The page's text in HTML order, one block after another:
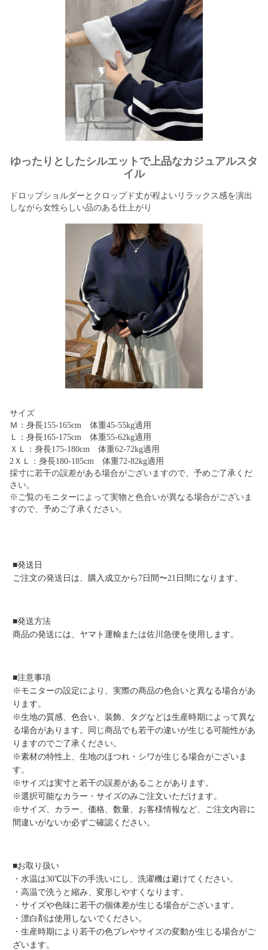
ゆったりとしたシルエットで上品なカジュアルスタ
イル
ドロップショルダーとクロップド丈が程よいリラックス感を演出
しながら女性らしい品のある仕上がり
サイズ
Ｍ：身長155-165cm 体重45-55kg適用
Ｌ：身長165-175cm 体重55-62kg適用
ＸＬ：身長175-180cm 体重62-72kg適用
2ＸＬ：身長180-185cm 体重72-82kg適用
採寸に若干の誤差がある場合がございますので、予めご了承くだ
さい。
※ご覧のモニターによって実物と色合いが異なる場合がございま
すので、予めご了承ください。
■発送日
ご注文の発送日は、購入成立から7日間〜21日間になります。
■発送方法
商品の発送には、ヤマト運輸または佐川急便を使用します。
■注意事項
※モニターの設定により、実際の商品の色合いと異なる場合があ
ります。
※生地の質感、色合い、装飾、タグなどは生産時期によって異な
る場合があります。同じ商品でも若干の違いが生じる可能性があ
りますのでご了承ください。
※素材の特性上、生地のほつれ・シワが生じる場合がございま
す。
※サイズは実寸と若干の誤差があることがあります。
※選択可能なカラー・サイズのみご注文いただけます。
※サイズ、カラー、価格、数量、お客様情報など、ご注文内容に
間違いがないか必ずご確認ください。
■お取り扱い
・水温は30℃以下の手洗いにし、洗濯機は避けてください。
・高温で洗うと縮み、変形しやすくなります。
・サイズや色味に若干の個体差が生じる場合がございます。
・漂白剤は使用しないでください。
・生産時期により若干の色ブレやサイズの変動が生じる場合がご
ざいます。